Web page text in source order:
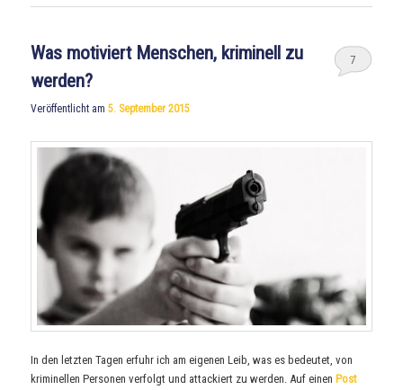
Was motiviert Menschen, kriminell zu
werden?
Veröffentlicht am5. September 2015
7
In den letzten Tagen erfuhr ich am eigenen Leib, was es bedeutet, von
kriminellen Personen verfolgt und attackiert zu werden. Auf einen Post